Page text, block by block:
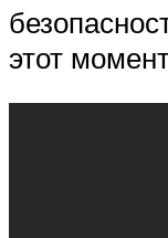
этот